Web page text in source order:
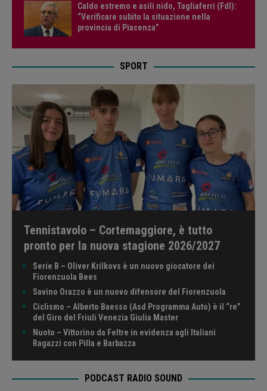
Caldo estremo e asili nido, Tagliaferri (FdI):
“Verificare subito la situazione nella
provincia di Piacenza”
SPORT
Tennistavolo – Cortemaggiore, è tutto
pronto per la nuova stagione 2026/2027
Serie B – Oliver Krilkovs è un nuovo giocatore dei
Fiorenzuola Bees
Savino Orazzo è un nuovo difensore del Fiorenzuola
Ciclismo – Alberto Baesso (Asd Programma Auto) è il “re”
del Giro del Friuli Venezia Giulia Master
Nuoto – Vittorino da Feltre in evidenza agli Italiani
Ragazzi con Pilla e Barbazza
PODCAST RADIO SOUND